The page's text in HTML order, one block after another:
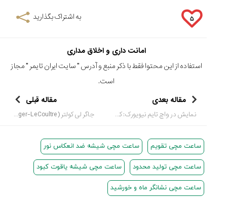
۵ به اشتراک بگذارید
امانت داری و اخلاق مداری
استفاده از این محتوا فقط با ذکر منبع و آدرس "سایت ایران تایمر " مجاز
است.
مقاله بعدی
نمایش در واچ تایم نیویورک: کرونوسوییس (Cronoswiss)
مقاله قبلی
جاگر لی کولتر (Jaeger-LeCoultre) مدل انحصاری آمریکا
ساعت مچی تقویم ساعت مچی شیشه ضد انعکاس نور
ساعت مچی تولید محدود ساعت مچی شیشه یاقوت کبود
ساعت مچی نشانگر ماه و خورشید